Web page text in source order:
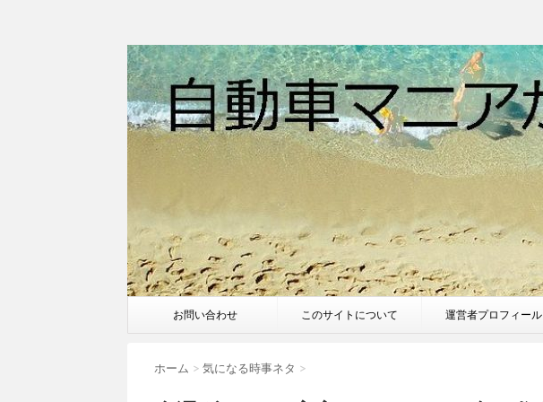
お問い合わせ このサイトについて 運営者プロフィール
ホーム > 気になる時事ネタ >